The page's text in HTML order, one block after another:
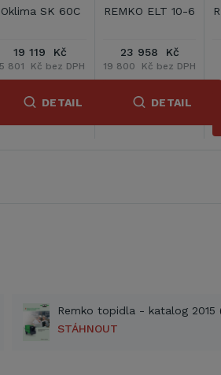
REMKO ELT 2-1
8 349 Kč
6 900 Kč bez DPH
DETAIL
REMKO ELT 3-2
9 559 Kč
7 900 Kč bez DPH
DETAIL
STÁHNOUT